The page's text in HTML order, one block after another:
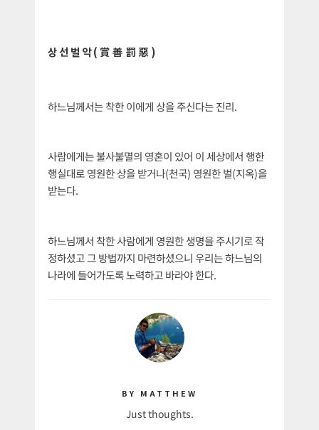
상선벌악(賞善罰惡)
하느님께서는 착한 이에게 상을 주신다는 진리.
사람에게는 불사불멸의 영혼이 있어 이 세상에서 행한
행실대로 영원한 상을 받거나(천국) 영원한 벌(지옥)을
받는다.
하느님께서 착한 사람에게 영원한 생명을 주시기로 작
정하셨고 그 방법까지 마련하셨으니 우리는 하느님의
나라에 들어가도록 노력하고 바라야 한다.
BY MATTHEW
Just thoughts.